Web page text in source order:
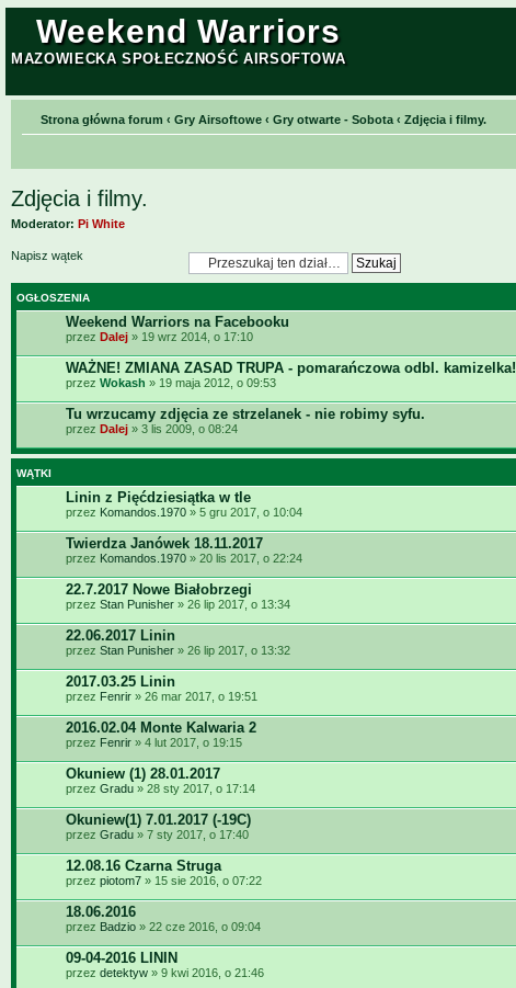
Weekend Warriors
MAZOWIECKA SPOŁECZNOŚĆ AIRSOFTOWA
Strona główna forum ‹ Gry Airsoftowe ‹ Gry otwarte - Sobota ‹ Zdjęcia i filmy.
Zdjęcia i filmy.
Moderator: Pi White
Napisz wątek
OGŁOSZENIA
Weekend Warriors na Facebooku
przez Dalej » 19 wrz 2014, o 17:10
WAŻNE! ZMIANA ZASAD TRUPA - pomarańczowa odbl. kamizelka!
przez Wokash » 19 maja 2012, o 09:53
Tu wrzucamy zdjęcia ze strzelanek - nie robimy syfu.
przez Dalej » 3 lis 2009, o 08:24
WĄTKI
Linin z Pięćdziesiątka w tle
przez Komandos.1970 » 5 gru 2017, o 10:04
Twierdza Janówek 18.11.2017
przez Komandos.1970 » 20 lis 2017, o 22:24
22.7.2017 Nowe Białobrzegi
przez Stan Punisher » 26 lip 2017, o 13:34
22.06.2017 Linin
przez Stan Punisher » 26 lip 2017, o 13:32
2017.03.25 Linin
przez Fenrir » 26 mar 2017, o 19:51
2016.02.04 Monte Kalwaria 2
przez Fenrir » 4 lut 2017, o 19:15
Okuniew (1) 28.01.2017
przez Gradu » 28 sty 2017, o 17:14
Okuniew(1) 7.01.2017 (-19C)
przez Gradu » 7 sty 2017, o 17:40
12.08.16 Czarna Struga
przez piotom7 » 15 sie 2016, o 07:22
18.06.2016
przez Badzio » 22 cze 2016, o 09:04
09-04-2016 LININ
przez detektyw » 9 kwi 2016, o 21:46